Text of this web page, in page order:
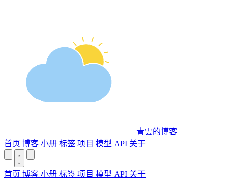
青雲的博客
首页 博客 小册 标签 项目 模型 API 关于
首页 博客 小册 标签 项目 模型 API 关于